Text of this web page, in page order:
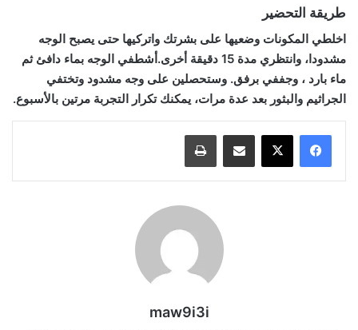
طريقة التحضير
اخلطي المكونات وضعيها على بشرتك واتركيها حتى يصبح الوجه
مشدودا، وانتظري مدة 15 دقيقة أخرى.أشطفي الوجه بماء دافئ ثم
ماء بارد ، وجففي برفق. وستحصلين على وجه مشدود وتختفي
الجراثيم والبثور بعد عدة مرات، يمكنك تكرار التجربة مرتين بالأسبوع.
مشاركة عبر البريد طباعة
maw9i3i